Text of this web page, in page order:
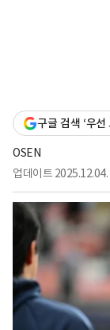
구글 검색 ‘우선
OSEN
업데이트